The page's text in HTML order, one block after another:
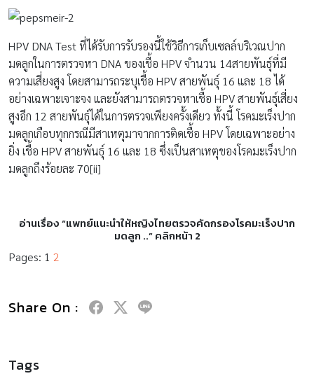
HPV DNA Test ที่ได้รับการรับรองนี้ใช้วิธีการเก็บเซลล์บริเวณปาก
มดลูกในการตรวจหา DNA ของเชื้อ HPV จำนวน 14สายพันธุ์ที่มี
ความเสี่ยงสูง โดยสามารถระบุเชื้อ HPV สายพันธุ์ 16 และ 18 ได้
อย่างเฉพาะเจาะจง และยังสามารถตรวจหาเชื้อ HPV สายพันธุ์เสี่ยง
สูงอีก 12 สายพันธุ์ได้ในการตรวจเพียงครั้งเดียว ทั้งนี้ โรคมะเร็งปาก
มดลูกเกือบทุกกรณีมีสาเหตุมาจากการติดเชื้อ HPV โดยเฉพาะอย่าง
ยิ่ง เชื้อ HPV สายพันธุ์ 16 และ 18 ซึ่งเป็นสาเหตุของโรคมะเร็งปาก
มดลูกถึงร้อยละ 70[ii]
อ่านเรื่อง “แพทย์แนะนำให้หญิงไทยตรวจคัดกรองโรคมะเร็งปาก
มดลูก ..” คลิกหน้า 2
Pages: 1 2
Share On :
Tags